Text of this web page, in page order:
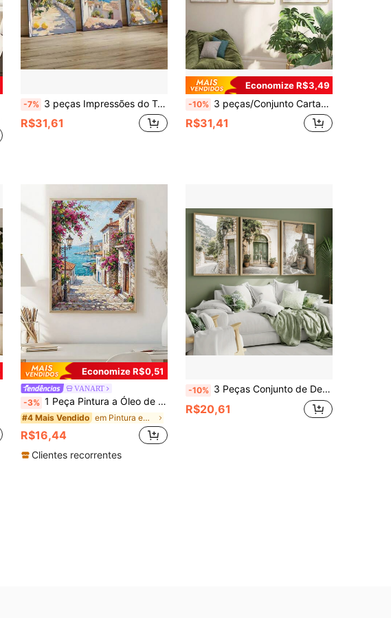
-7% 3 peças Impressões do Tema de Limão da Costa de Amalfi sem Moldura, Arte Gráfica Italiana de Parede, Pintura de Paisagem da Cidade Italiana, Pôster de Tela Criativo, Arte de Parede em Tela, Decoração de Parede de Arte, Presente, Quarto, Decoração de Parede da Sala de Estar, Decoração de Casa e Dormitório, Decoração Costeira, Decoração de Praia
R$31,61
Economize R$3,49
-10% 3 peças/Conjunto Cartazes de Mercado de Flores, Conjunto de Arte de Parede, Arte de Parede Botânica, Pôster Botânico, Pôster de Flor Rosa, Conjunto de Parede de Galeria, Decoração de Parede em Tela, Presente Ideal para Quarto e Corredor
R$31,41
Economize R$0,51
VANART
-3% 1 Peça Pintura a Óleo de Beco Mediterrâneo, Arte de Parede com Flores e Vista do Mar, Arte da Costa Amalfitana, Presente de Festival, Adequado para Quarto, Sala de Estar, Dormitório, Artes de Parede, Decoração de Parede, Decoração de Casa, Decoração de Quarto, Arte de Parede em Tela, Pôsteres, Arte de Parede com Moldura, Moldura Opcional
#4 Mais Vendido em Pintura em estilo mediterrâneo de verão à beira
R$16,44
Clientes recorrentes
-10% 3 Peças Conjunto de Decoração de Parede Estilo Boho, Pôster Pendurado na Porta Estilo Majorca Verde, Arte de Parede com Tema de Árvore de Oliveira e Planta Floral, Decoração Minimalista para Sala de Estar, Quarto, Banheiro, Cozinha, Escritório, Material de Tela (Moldura Opcional)
R$20,61